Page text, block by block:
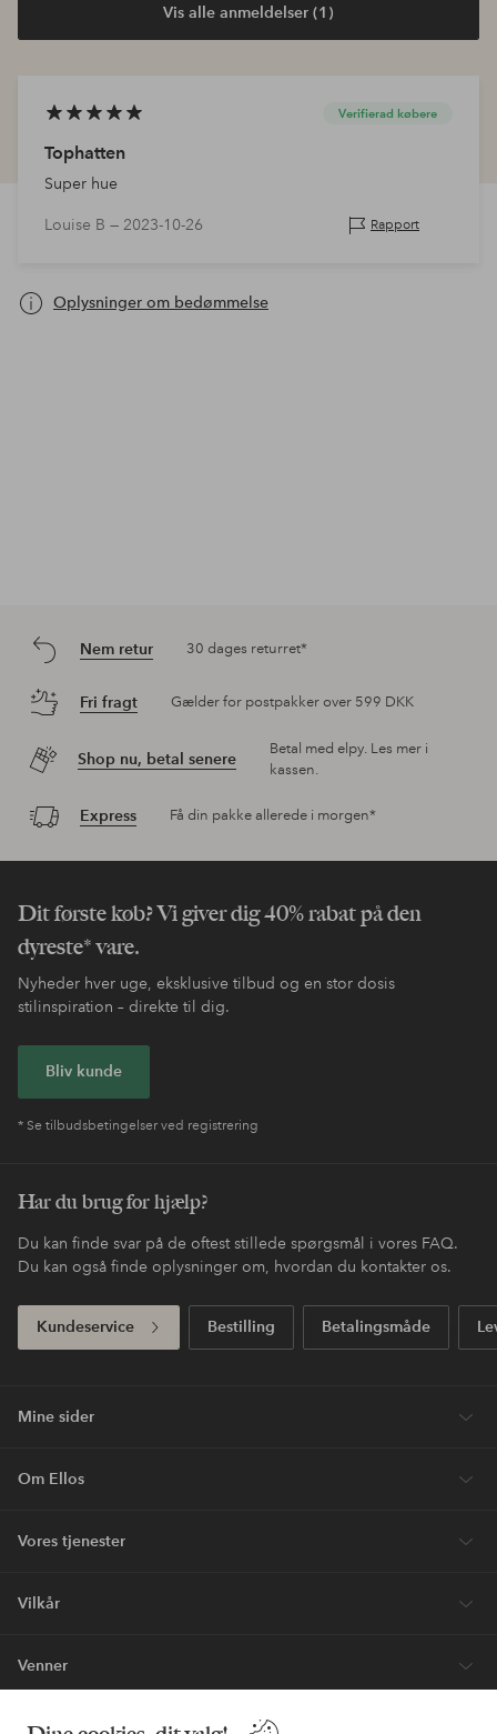
Vis alle anmeldelser (1)
Verifierad købere
Tophatten
Super hue
Louise B — 2023-10-26 Rapport
Oplysninger om bedømmelse
Nem retur 30 dages returret*
Fri fragt Gælder for postpakker over 599 DKK
Shop nu, betal senere
Betal med elpy. Les mer i
kassen.
Express Få din pakke allerede i morgen*
Dit første køb? Vi giver dig 40% rabat på den
dyreste* vare.
Nyheder hver uge, eksklusive tilbud og en stor dosis
stilinspiration – direkte til dig.
Bliv kunde
* Se tilbudsbetingelser ved registrering
Har du brug for hjælp?
Du kan finde svar på de oftest stillede spørgsmål i vores FAQ.
Du kan også finde oplysninger om, hvordan du kontakter os.
Kundeservice Bestilling Betalingsmåde
Mine sider
Om Ellos
Vores tjenester
Vilkår
Venner